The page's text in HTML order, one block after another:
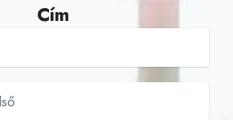
Cím